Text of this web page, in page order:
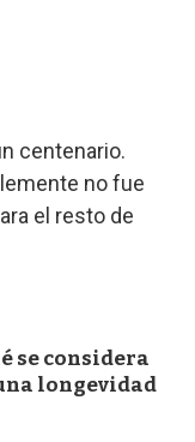
centenario.
no fue
el resto de
se considera
longevidad